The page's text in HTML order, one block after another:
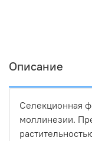
Описание
Селекционная
моллинезии.